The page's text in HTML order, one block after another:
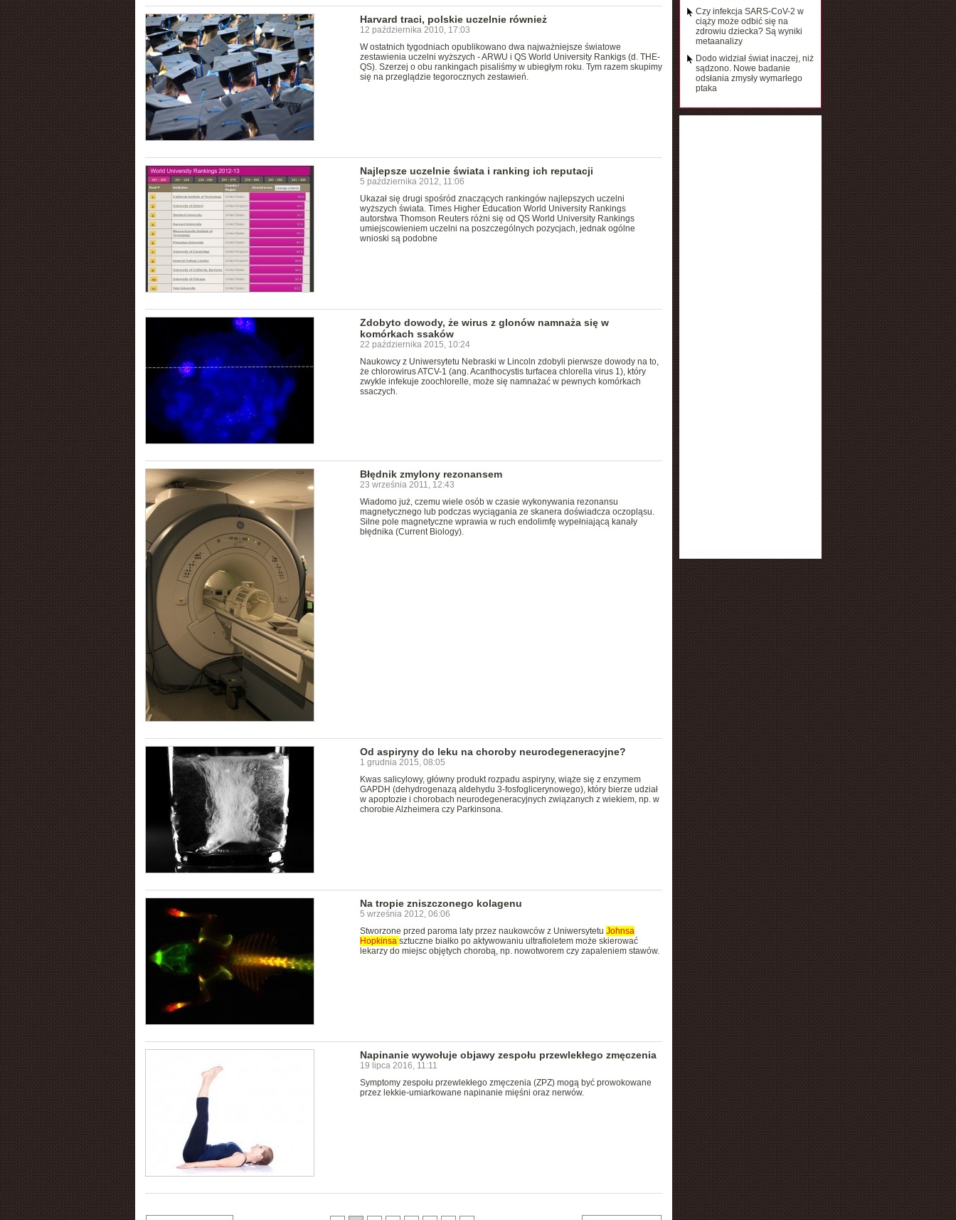
Harvard traci, polskie uczelnie również
12 października 2010, 17:03
W ostatnich tygodniach opublikowano dwa najważniejsze światowe
zestawienia uczelni wyższych - ARWU i QS World University Rankigs (d. THE-
QS). Szerzej o obu rankingach pisaliśmy w ubiegłym roku. Tym razem skupimy
się na przeglądzie tegorocznych zestawień.
Najlepsze uczelnie świata i ranking ich reputacji
5 października 2012, 11:06
Ukazał się drugi spośród znaczących rankingów najlepszych uczelni
wyższych świata. Times Higher Education World University Rankings
autorstwa Thomson Reuters różni się od QS World University Rankings
umiejscowieniem uczelni na poszczególnych pozycjach, jednak ogólne
wnioski są podobne
Zdobyto dowody, że wirus z glonów namnaża się w
komórkach ssaków
22 października 2015, 10:24
Naukowcy z Uniwersytetu Nebraski w Lincoln zdobyli pierwsze dowody na to,
że chlorowirus ATCV-1 (ang. Acanthocystis turfacea chlorella virus 1), który
zwykle infekuje zoochlorelle, może się namnażać w pewnych komórkach
ssaczych.
Błędnik zmylony rezonansem
23 września 2011, 12:43
Wiadomo już, czemu wiele osób w czasie wykonywania rezonansu
magnetycznego lub podczas wyciągania ze skanera doświadcza oczopląsu.
Silne pole magnetyczne wprawia w ruch endolimfę wypełniającą kanały
błędnika (Current Biology).
Od aspiryny do leku na choroby neurodegeneracyjne?
1 grudnia 2015, 08:05
Kwas salicylowy, główny produkt rozpadu aspiryny, wiąże się z enzymem
GAPDH (dehydrogenazą aldehydu 3-fosfoglicerynowego), który bierze udział
w apoptozie i chorobach neurodegeneracyjnych związanych z wiekiem, np. w
chorobie Alzheimera czy Parkinsona.
Na tropie zniszczonego kolagenu
5 września 2012, 06:06
Stworzone przed paroma laty przez naukowców z Uniwersytetu Johnsa
Hopkinsa sztuczne białko po aktywowaniu ultrafioletem może skierować
lekarzy do miejsc objętych chorobą, np. nowotworem czy zapaleniem stawów.
Napinanie wywołuje objawy zespołu przewlekłego zmęczenia
19 lipca 2016, 11:11
Symptomy zespołu przewlekłego zmęczenia (ZPZ) mogą być prowokowane
przez lekkie-umiarkowane napinanie mięśni oraz nerwów.
Czy infekcja SARS-CoV-2 w
ciąży może odbić się na
zdrowiu dziecka? Są wyniki
metaanalizy
Dodo widział świat inaczej, niż
sądzono. Nowe badanie
odsłania zmysły wymarłego
ptaka